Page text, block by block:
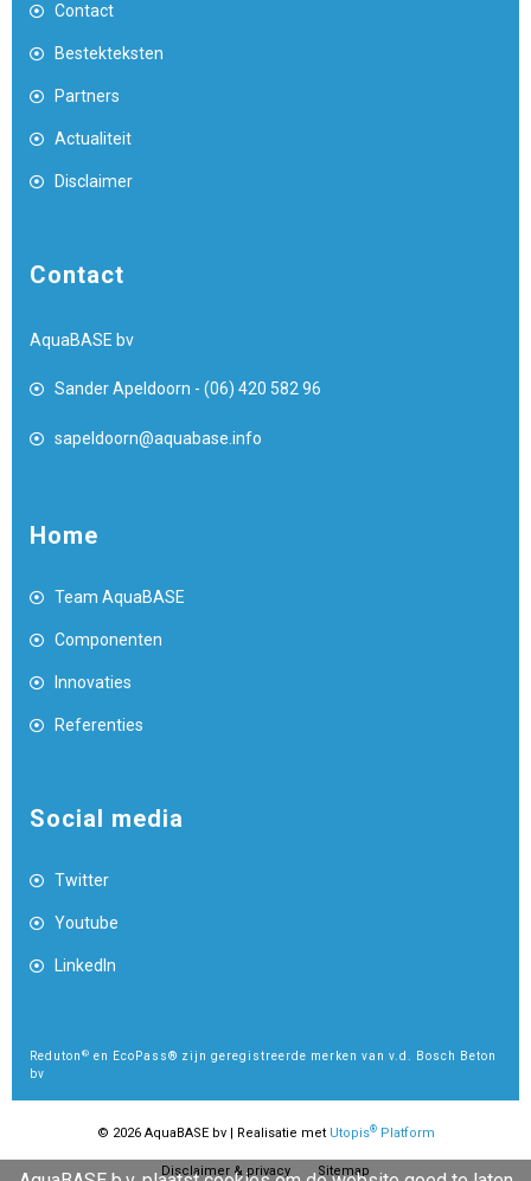
Contact
Bestekteksten
Partners
Actualiteit
Disclaimer
Contact
AquaBASE bv
Sander Apeldoorn - (06) 420 582 96
sapeldoorn@aquabase.info
Home
Team AquaBASE
Componenten
Innovaties
Referenties
Social media
Twitter
Youtube
LinkedIn
Reduton ® en EcoPass® zijn geregistreerde merken van v.d. Bosch Beton
bv
© 2026 AquaBASE bv | Realisatie met Utopis®Platform
Disclaimer & privacy Sitemap